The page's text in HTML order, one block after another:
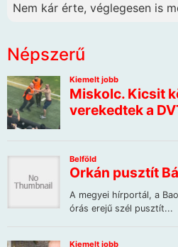
Nem kár érte, véglegesen is
Népszerű